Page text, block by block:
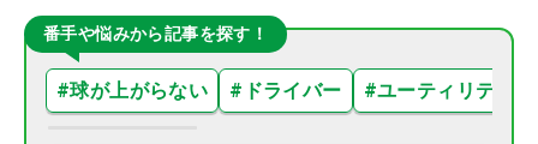
番手や悩みから記事を探す！
#球が上がらない # ドライバー #ユーティリティ